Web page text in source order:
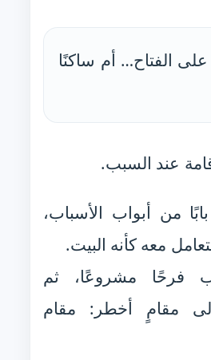
الفتاح… أم ساكنًا
عند السبب.
من أبواب الأسباب،
معه كأنه البيت.
فرحًا مشروعًا، ثم
مقامٍ أخطر: مقام